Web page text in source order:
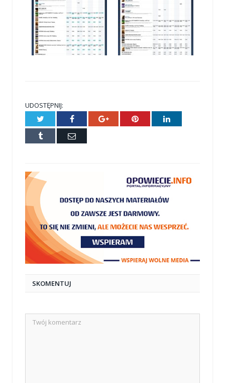
UDOSTĘPNIJ:
Twitter Facebook Google+ Pinterest LinkedIn
Tumblr
E-
SKOMENTUJ